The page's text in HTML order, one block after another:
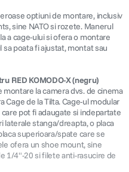
optiuni de montare, inclusiv
sine NATO si rozete. Manerul
a cage-ului si ofera o montare
sa poata fi ajustat, montat sau
RED KOMODO-X (negru)
la camera dvs. de cinema
Cage de la Tilta. Cage-ul modular
pot fi adaugate si indepartate
laterale stanga/dreapta, o placa
superioara/spate care se
ofera un shoe mount, sine
1/4"-20 si filete anti-rasucire de